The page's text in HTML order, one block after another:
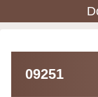
09251